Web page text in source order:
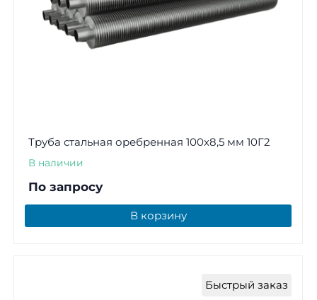
Труба стальная оребренная 100х8,5 мм 10Г2
В наличии
По запросу
В корзину
Быстрый заказ